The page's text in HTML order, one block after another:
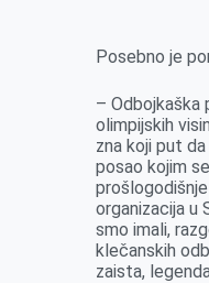
Posebno je
– Odbojkaška
olimpijskih
zna koji put
posao kojim
organizacija u
smo imali,
klečanskih
zaista,